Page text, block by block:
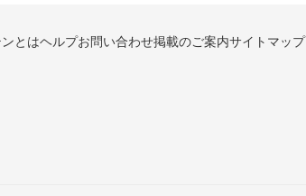
とはヘルプお問い合わせ掲載のご案内サイトマップ